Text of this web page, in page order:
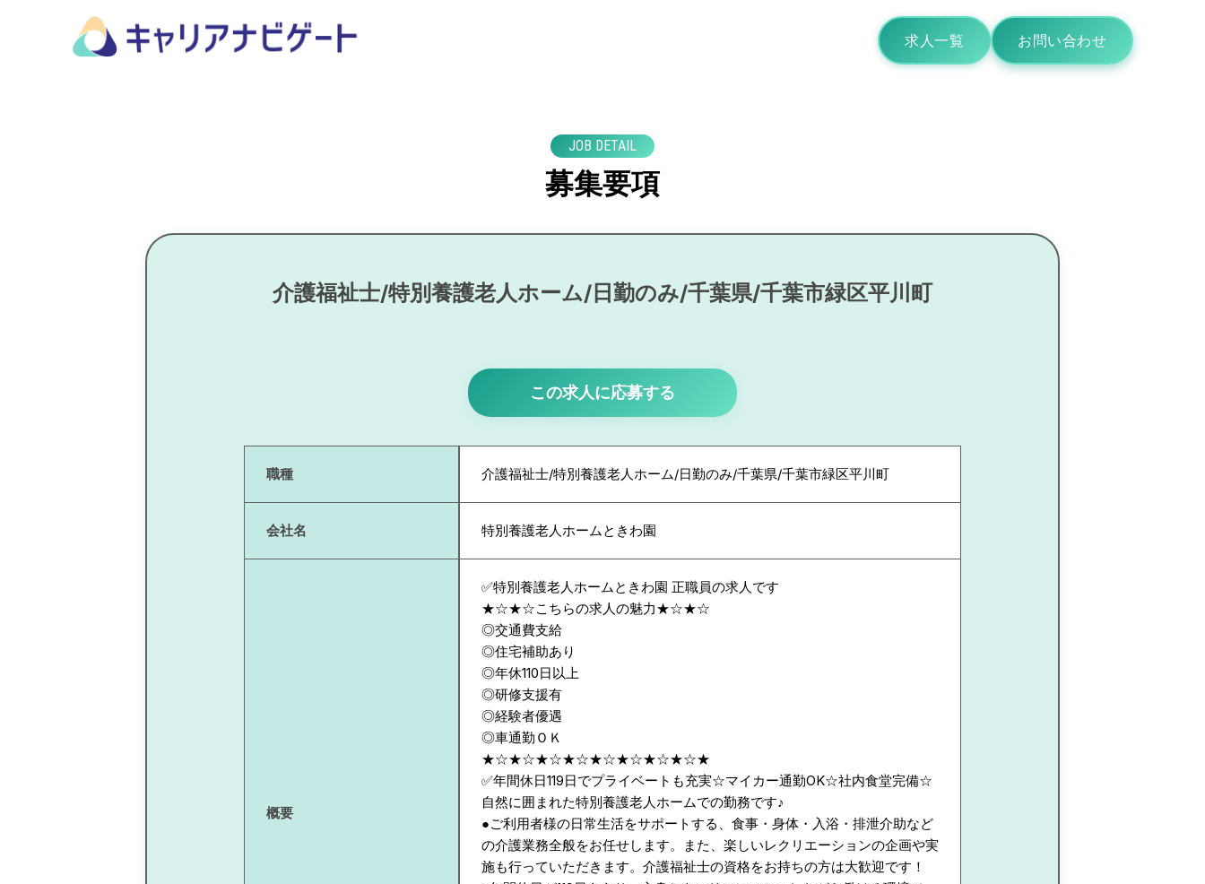
求人一覧 お問い合わせ
JOB DETAIL
募集要項
介護福祉士/特別養護老人ホーム/日勤のみ/千葉県/千葉市緑区平川町
この求人に応募する
職種 介護福祉士/特別養護老人ホーム/日勤のみ/千葉県/千葉市緑区平川町
会社名 特別養護老人ホームときわ園
概要
✅特別養護老人ホームときわ園 正職員の求人です
★☆★☆こちらの求人の魅力★☆★☆
◎交通費支給
◎住宅補助あり
◎年休110日以上
◎研修支援有
◎経験者優遇
◎車通勤ＯＫ
★☆★☆★☆★☆★☆★☆★☆★☆★
✅年間休日119日でプライベートも充実☆マイカー通勤OK☆社内食堂完備☆
自然に囲まれた特別養護老人ホームでの勤務です♪
●ご利用者様の日常生活をサポートする、食事・身体・入浴・排泄介助など
の介護業務全般をお任せします。また、楽しいレクリエーションの企画や実
施も行っていただきます。介護福祉士の資格をお持ちの方は大歓迎です！